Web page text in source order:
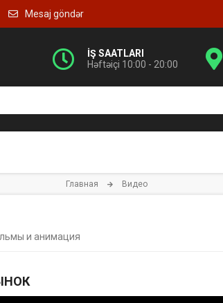
Mesaj göndər
İŞ SAATLARI
Həftəiçi 10:00 - 20:00
Главная Видео
и анимация